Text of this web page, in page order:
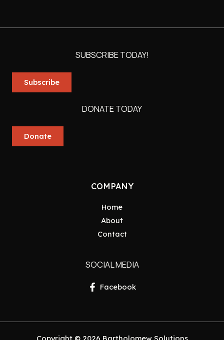
SUBSCRIBE TODAY!
Subscribe
DONATE TODAY
Donate
COMPANY
Home
About
Contact
SOCIAL MEDIA
Facebook